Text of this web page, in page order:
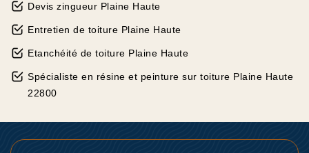
Devis zingueur Plaine Haute
Entretien de toiture Plaine Haute
Etanchéité de toiture Plaine Haute
Spécialiste en résine et peinture sur toiture Plaine Haute
22800